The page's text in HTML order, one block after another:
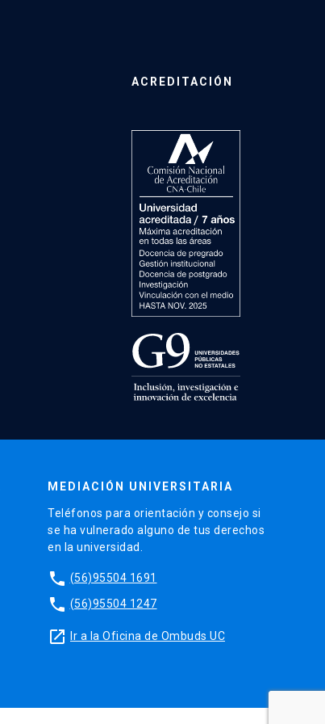
ACREDITACIÓN
MEDIACIÓN UNIVERSITARIA
Teléfonos para orientación y consejo si
se ha vulnerado alguno de tus derechos
en la universidad.
phone (56)95504 1691
phone (56)95504 1247
launch Ir a la Oficina de Ombuds UC